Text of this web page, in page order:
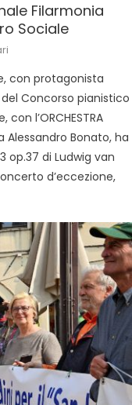
Filarmonia
Sociale
con protagonista
Concorso pianistico
l’ORCHESTRA
Alessandro Bonato, ha
di Ludwig van
d’eccezione,